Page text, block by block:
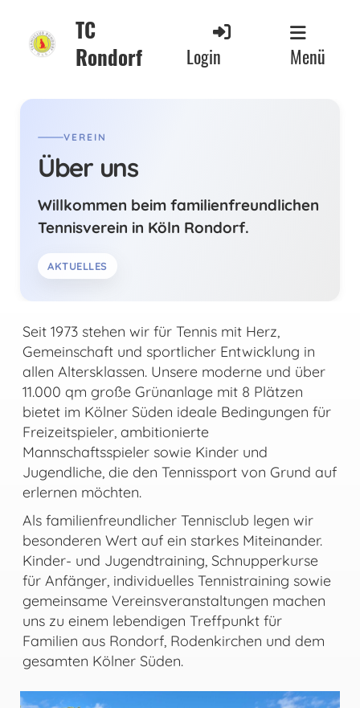
TC
Rondorf
Login Menü
VEREIN
Über uns
Willkommen beim familienfreundlichen
Tennisverein in Köln Rondorf.
AKTUELLES
Seit 1973 stehen wir für Tennis mit Herz,
Gemeinschaft und sportlicher Entwicklung in
allen Altersklassen. Unsere moderne und über
11.000 qm große Grünanlage mit 8 Plätzen
bietet im Kölner Süden ideale Bedingungen für
Freizeitspieler, ambitionierte
Mannschaftsspieler sowie Kinder und
Jugendliche, die den Tennissport von Grund auf
erlernen möchten.
Als familienfreundlicher Tennisclub legen wir
besonderen Wert auf ein starkes Miteinander.
Kinder- und Jugendtraining, Schnupperkurse
für Anfänger, individuelles Tennistraining sowie
gemeinsame Vereinsveranstaltungen machen
uns zu einem lebendigen Treffpunkt für
Familien aus Rondorf, Rodenkirchen und dem
gesamten Kölner Süden.